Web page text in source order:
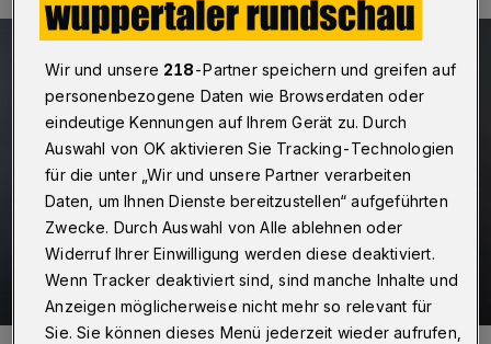
Wir und unsere 218-Partner speichern und greifen auf
personenbezogene Daten wie Browserdaten oder
eindeutige Kennungen auf Ihrem Gerät zu. Durch
Auswahl von OK aktivieren Sie Tracking-Technologien
für die unter „Wir und unsere Partner verarbeiten
Daten, um Ihnen Dienste bereitzustellen“ aufgeführten
Zwecke. Durch Auswahl von Alle ablehnen oder
Widerruf Ihrer Einwilligung werden diese deaktiviert.
Wenn Tracker deaktiviert sind, sind manche Inhalte und
Anzeigen möglicherweise nicht mehr so relevant für
Sie. Sie können dieses Menü jederzeit wieder aufrufen,